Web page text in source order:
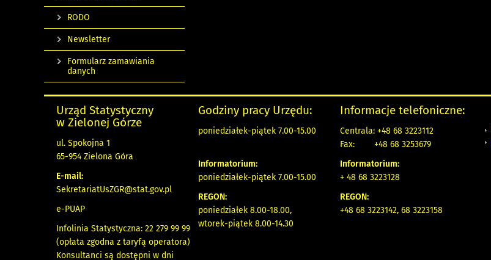
RODO
Newsletter
Formularz zamawiania
danych
Urząd Statystyczny
w Zielonej Górze
ul. Spokojna 1
65-954 Zielona Góra
E-mail:
SekretariatUsZGR@stat.gov.pl
e-PUAP
Infolinia Statystyczna: 22 279 99 99
(opłata zgodna z taryfą operatora)
Konsultanci są dostępni w dni
Godziny pracy Urzędu:
poniedziałek-piątek 7.00-15.00
Informatorium:
poniedziałek-piątek 7.00-15.00
REGON:
poniedziałek 8.00-18.00,
wtorek-piątek 8.00-14.30
Informacje telefoniczne:
Centrala: +48 68 3223112
Fax:
+48 68 3253679
Informatorium:
+ 48 68 3223128
REGON:
+48 68 3223142, 68 3223158